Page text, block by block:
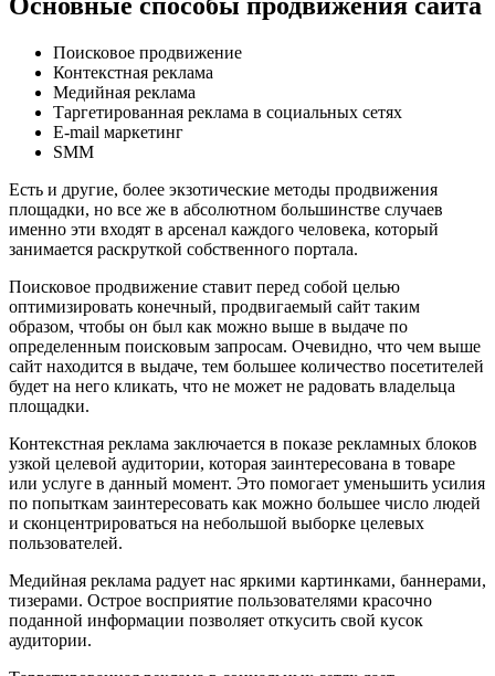
Основные способы продвижения сайта
Поисковое продвижение
Контекстная реклама
Медийная реклама
Таргетированная реклама в социальных сетях
E-mail маркетинг
SMM
Есть и другие, более экзотические методы продвижения
площадки, но все же в абсолютном большинстве случаев
именно эти входят в арсенал каждого человека, который
занимается раскруткой собственного портала.
Поисковое продвижение ставит перед собой целью
оптимизировать конечный, продвигаемый сайт таким
образом, чтобы он был как можно выше в выдаче по
определенным поисковым запросам. Очевидно, что чем выше
сайт находится в выдаче, тем большее количество посетителей
будет на него кликать, что не может не радовать владельца
площадки.
Контекстная реклама заключается в показе рекламных блоков
узкой целевой аудитории, которая заинтересована в товаре
или услуге в данный момент. Это помогает уменьшить усилия
по попыткам заинтересовать как можно большее число людей
и сконцентрироваться на небольшой выборке целевых
пользователей.
Медийная реклама радует нас яркими картинками, баннерами,
тизерами. Острое восприятие пользователями красочно
поданной информации позволяет откусить свой кусок
аудитории.